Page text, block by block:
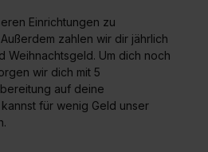
Einrichtungen zu
zahlen wir dir jährlich
Weihnachtsgeld. Um dich noch
wir dich mit 5
auf deine
für wenig Geld unser